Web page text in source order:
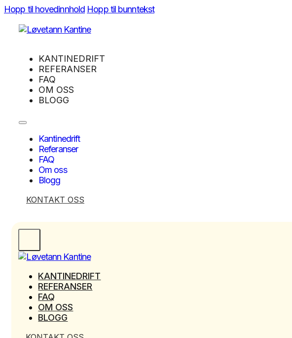
Hopp til hovedinnhold Hopp til bunntekst
KANTINEDRIFT
REFERANSER
FAQ
OM OSS
BLOGG
Kantinedrift
Referanser
FAQ
Om oss
Blogg
KONTAKT OSS
KANTINEDRIFT
REFERANSER
FAQ
OM OSS
BLOGG